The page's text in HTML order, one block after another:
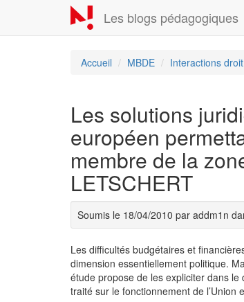
contenu
Les blogs pédagogiques
Accueil MBDE Interactions
Les solutions
européen
membre de la
LETSCHERT
Soumis le 18/04/2010 par addm1n
Les difficultés budgétaires et
dimension essentiellement politique.
étude propose de les expliciter dans
traité sur le fonctionnement de